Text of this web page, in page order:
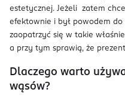
estetycznej. Jeżeli zatem
efektownie i był powodem
zaopatrzyć się w takie
a przy tym sprawią, że
Dlaczego warto
wąsów?